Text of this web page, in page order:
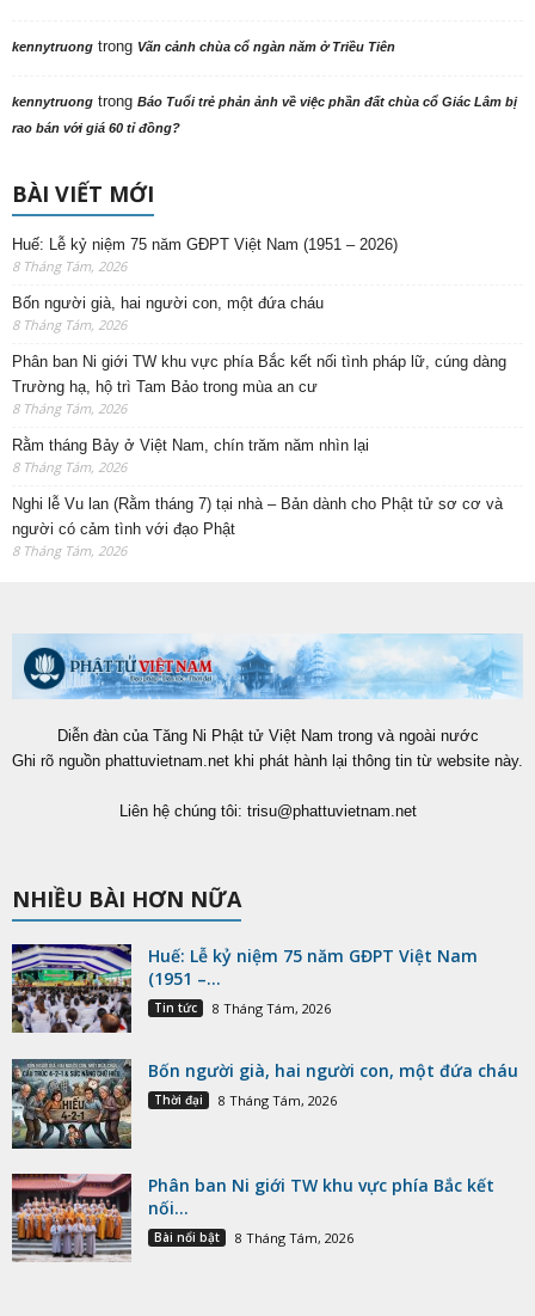
kennytruong trong Vãn cảnh chùa cổ ngàn năm ở Triều Tiên
kennytruong trong Báo Tuổi trẻ phản ảnh về việc phần đất chùa cổ Giác Lâm bị
rao bán với giá 60 tỉ đồng?
BÀI VIẾT MỚI
Huế: Lễ kỷ niệm 75 năm GĐPT Việt Nam (1951 – 2026)
8 Tháng Tám, 2026
Bốn người già, hai người con, một đứa cháu
8 Tháng Tám, 2026
Phân ban Ni giới TW khu vực phía Bắc kết nối tình pháp lữ, cúng dàng
Trường hạ, hộ trì Tam Bảo trong mùa an cư
8 Tháng Tám, 2026
Rằm tháng Bảy ở Việt Nam, chín trăm năm nhìn lại
8 Tháng Tám, 2026
Nghi lễ Vu lan (Rằm tháng 7) tại nhà – Bản dành cho Phật tử sơ cơ và
người có cảm tình với đạo Phật
8 Tháng Tám, 2026
Diễn đàn của Tăng Ni Phật tử Việt Nam trong và ngoài nước
Ghi rõ nguồn phattuvietnam.net khi phát hành lại thông tin từ website này.
Liên hệ chúng tôi: trisu@phattuvietnam.net
NHIỀU BÀI HƠN NỮA
Huế: Lễ kỷ niệm 75 năm GĐPT Việt Nam
(1951 –...
Tin tức 8 Tháng Tám, 2026
Bốn người già, hai người con, một đứa cháu
Thời đại 8 Tháng Tám, 2026
Phân ban Ni giới TW khu vực phía Bắc kết
nối...
Bài nổi bật 8 Tháng Tám, 2026